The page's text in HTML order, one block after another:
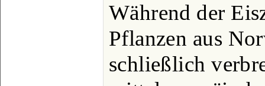
Während der
Pflanzen aus
schließlich